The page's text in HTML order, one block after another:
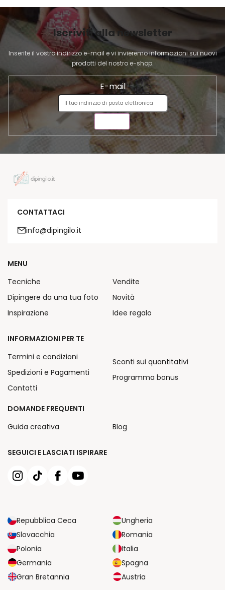
'
e
l
e
n
c
o
G
N
Iscriviti alla newsletter
Inserite il vostro indirizzo e-mail e vi invieremo informazioni sui nuovi
prodotti del nostro e-shop.
E-mail
CONTATTACI
info@dipingilo.it
SEGUICI E LASCIATI ISPIRARE
Repubblica Ceca
Ungheria
Slovacchia
Romania
Polonia
Italia
Germania
Spagna
Gran Bretannia
Austria
MENU
Tecniche
Dipingere da una tua foto
Inspirazione
Vendite
Novità
Idee regalo
INFORMAZIONI PER TE
Termini e condizioni
Spedizioni e Pagamenti
Contatti
Sconti sui quantitativi
Programma bonus
DOMANDE FREQUENTI
Guida creativa
Blog